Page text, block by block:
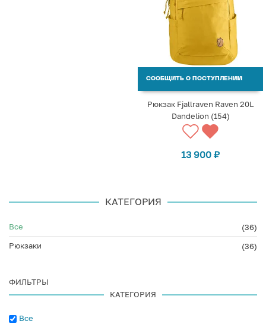
СООБЩИТЬ О ПОСТУПЛЕНИИ
Рюкзак Fjallraven Raven 20L
Dandelion (154)
13 900 ₽
КАТЕГОРИЯ
Все
(36)
Рюкзаки
(36)
ФИЛЬТРЫ
КАТЕГОРИЯ
Все